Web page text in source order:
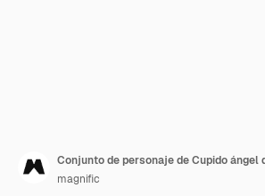
Conjunto de personaje de Cupido ángel
magnific